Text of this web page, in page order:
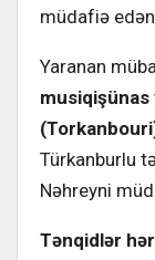
müdafiə
Yaranan
musiqişünas
Türkanburlu
Nəhreyni
Tənqidlər